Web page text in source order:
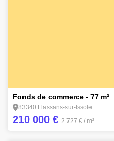
Fonds de commerce - 77 m²
83340 Flassans-sur-Issole
210 000 € 2 727 € / m²